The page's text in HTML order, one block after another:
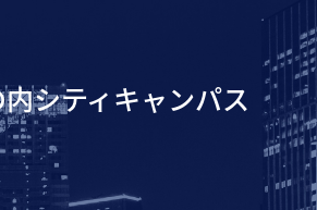
シティキャンパス